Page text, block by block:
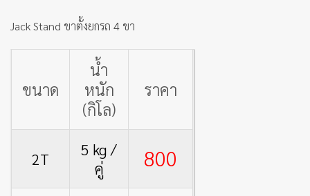
Jack Stand ขาตั้งยกรถ 4 ขา
ขนาด
น้ำ
หนัก
(กิโล)
ราคา
2T
5 kg /
คู่
800